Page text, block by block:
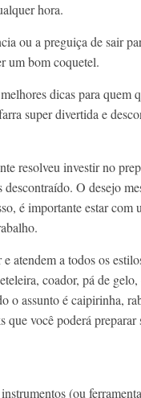
hora.
ou a preguiça de sair
um bom coquetel.
dicas para quem
super divertida e
resolveu investir no
O desejo
é importante estar com
atendem a todos os
coador, pá de
o assunto é caipirinha,
você poderá preparar
(ou